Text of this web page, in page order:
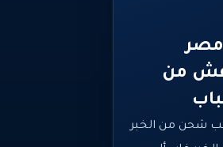
مصر
عفش من
شحن من الخبر